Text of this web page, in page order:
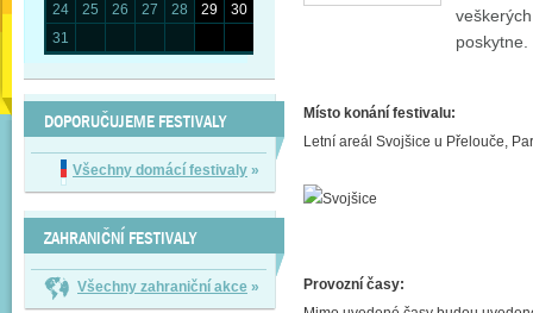
24
25 26 27 28 29
30
31
DOPORUČUJEME FESTIVALY
Všechny domácí festivaly »
ZAHRANIČNÍ FESTIVALY
Všechny zahraniční akce »
poskytne.
Místo konání festivalu:
Letní areál Svojšice u Přelouče,
Provozní časy: